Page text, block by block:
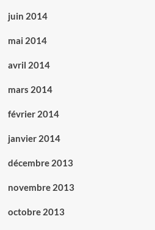
juin 2014
mai 2014
avril 2014
mars 2014
février 2014
janvier 2014
décembre 2013
novembre 2013
octobre 2013